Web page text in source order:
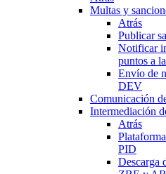
Multas y
Atrás
Publicar
Notificar
puntos a
Envío de
DEV
Comunicación
Intermediación
Atrás
PID
Descarga